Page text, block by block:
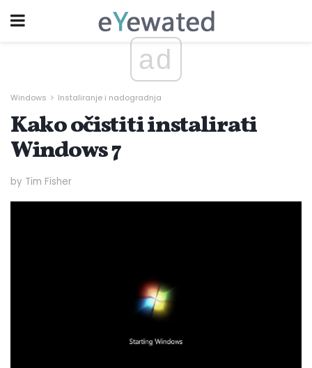
ad
Windows Instaliranje i nadogradnja
Kako očistiti instalirati
Windows 7
by Tim Fisher